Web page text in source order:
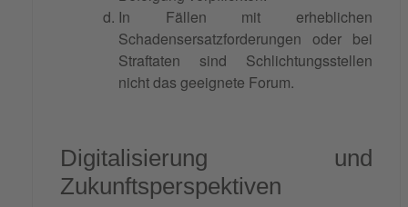
In Fällen mit erheblichen
Schadensersatzforderungen oder bei
Straftaten sind Schlichtungsstellen
nicht das geeignete Forum.
Digitalisierung und
Zukunftsperspektiven